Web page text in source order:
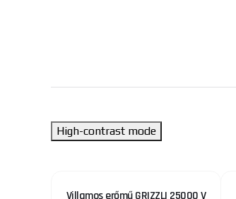
High-contrast mode
Villamos erőmű GRIZZLI 25000 V